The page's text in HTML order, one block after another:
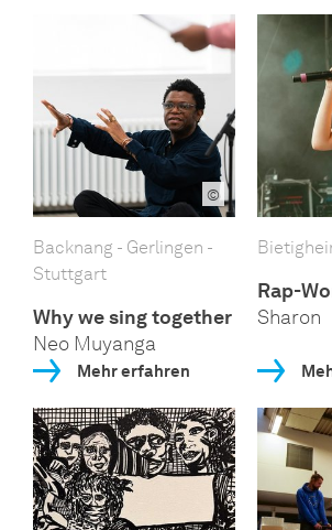
©
Backnang - Gerlingen -
Stuttgart
Why we sing together
Neo Muyanga
Mehr erfahren
Rap-
Sharon